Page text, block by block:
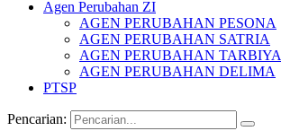
Agen Perubahan ZI
AGEN PERUBAHAN PESONA
AGEN PERUBAHAN SATRIA
AGEN PERUBAHAN TARBIYA
AGEN PERUBAHAN DELIMA
PTSP
Pencarian: